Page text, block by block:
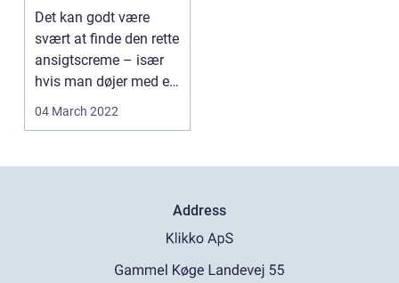
Det kan godt være
svært at finde den rette
ansigtscreme – især
hvis man døjer med en
hud der af den ...
04 March 2022
Address